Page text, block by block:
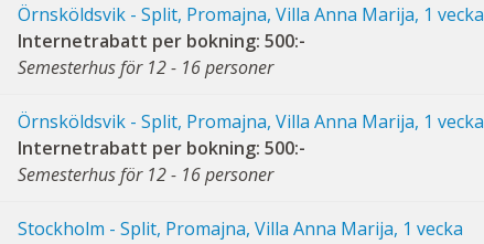
Örnsköldsvik - Split, Promajna, Villa Anna Marija, 1 vecka
Internetrabatt per bokning: 500:-
Semesterhus för 12 - 16 personer
Örnsköldsvik - Split, Promajna, Villa Anna Marija, 1 vecka
Internetrabatt per bokning: 500:-
Semesterhus för 12 - 16 personer
Stockholm - Split, Promajna, Villa Anna Marija, 1 vecka